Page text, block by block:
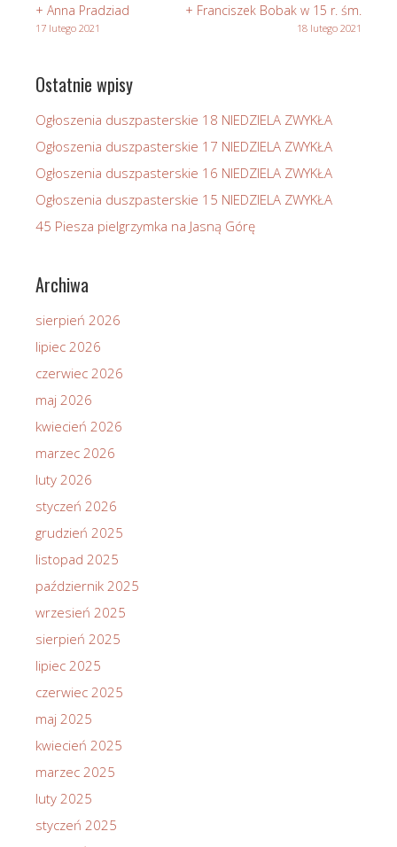
+ Anna Pradziad
17 lutego 2021
+ Franciszek Bobak w 15 r. śm.
18 lutego 2021
Ostatnie wpisy
Ogłoszenia duszpasterskie 18 NIEDZIELA ZWYKŁA
Ogłoszenia duszpasterskie 17 NIEDZIELA ZWYKŁA
Ogłoszenia duszpasterskie 16 NIEDZIELA ZWYKŁA
Ogłoszenia duszpasterskie 15 NIEDZIELA ZWYKŁA
45 Piesza pielgrzymka na Jasną Górę
Archiwa
sierpień 2026
lipiec 2026
czerwiec 2026
maj 2026
kwiecień 2026
marzec 2026
luty 2026
styczeń 2026
grudzień 2025
listopad 2025
październik 2025
wrzesień 2025
sierpień 2025
lipiec 2025
czerwiec 2025
maj 2025
kwiecień 2025
marzec 2025
luty 2025
styczeń 2025